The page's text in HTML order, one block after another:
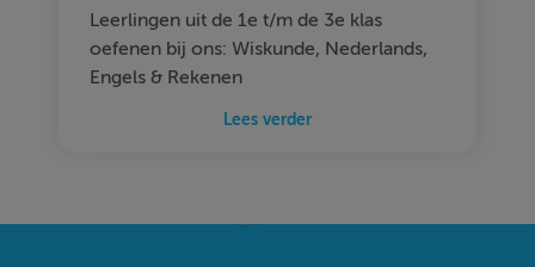
Leerlingen uit de 1e t/m de 3e klas
oefenen bij ons: Wiskunde, Nederlands,
Engels & Rekenen
Lees verder